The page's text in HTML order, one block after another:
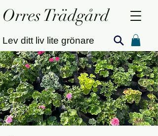
Lev ditt liv lite grönare
Orres Trädgård